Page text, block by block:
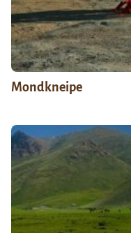
Mondkneipe